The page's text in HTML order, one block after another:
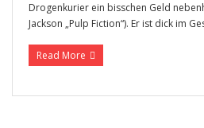
Drogenkurier ein bisschen Geld
Jackson „Pulp Fiction“). Er ist dick im
Read More